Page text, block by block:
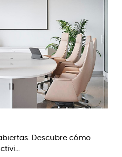
Descubre cómo